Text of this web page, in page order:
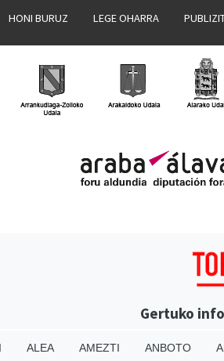
HONI BURUZ LEGE OHARRA
Gertuko
ALEA AMEZTI ANBOTO